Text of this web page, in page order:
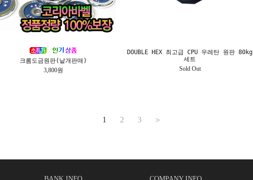
크롬도금원판(낱개판매)
3,800원
DOUBLE HEX 최고급 CPU 우레탄 원판 80kg
세트
Sold Out
1 2 3 >>